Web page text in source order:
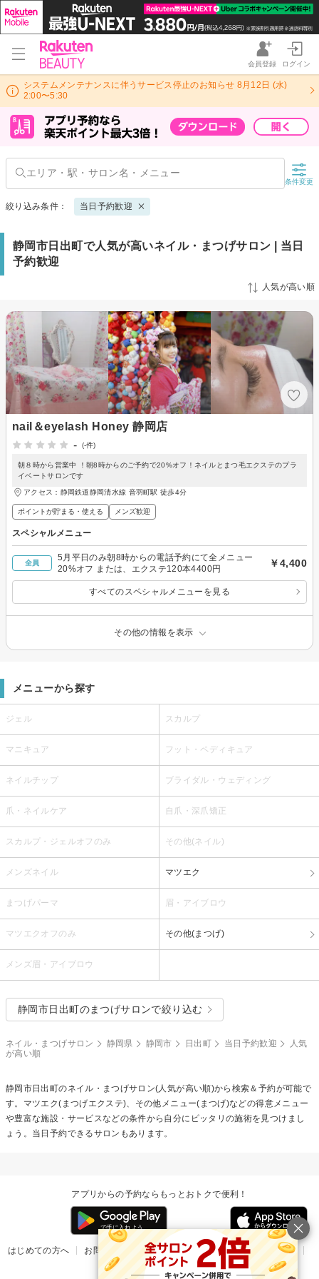
会員登録 ログイン
システムメンテナンスに伴うサービス停止のお知らせ 8月12日 (水)
2:00〜5:30
条件変更
絞り込み条件： 当日予約歓迎
静岡市日出町で人気が高いネイル・まつげサロン | 当日
予約歓迎
人気が高い順
nail＆eyelash Honey 静岡店
-
(-件)
朝８時から営業中 ！朝8時からのご予約で20%オフ！ネイルとまつ毛エクステのプラ
イベートサロンです
アクセス：静岡鉄道静岡清水線 音羽町駅 徒歩4分
ポイントが貯まる・使える メンズ歓迎
スペシャルメニュー
全員
5月平日のみ朝8時からの電話予約にて全メニュー
20%オフ または、エクステ120本4400円
￥4,400
すべてのスペシャルメニューを見る
その他の情報を表示
メニューから探す
ジェル スカルプ
マニキュア フット・ペディキュア
ネイルチップ ブライダル・ウェディング
爪・ネイルケア 自爪・深爪矯正
スカルプ・ジェルオフのみ その他(ネイル)
メンズネイル マツエク
まつげパーマ 眉・アイブロウ
マツエクオフのみ その他(まつげ)
メンズ眉・アイブロウ
静岡市日出町のまつげサロンで絞り込む
ネイル・まつげサロン 静岡県 静岡市 日出町 当日予約歓迎
人気
が高い順
静岡市日出町のネイル・まつげサロン(人気が高い順)から検索＆予約が可能で
す。マツエク(まつげエクステ)、その他メニュー(まつげ)などの得意メニュー
や豊富な施設・サービスなどの条件から自分にピッタリの施術を見つけまし
ょう。当日予約できるサロンもあります。
アプリからの予約ならもっとおトクで便利！
はじめての方へ お問い合わせ ヘルプ リリース情報
利用規約
掲載ご希望のサロン様